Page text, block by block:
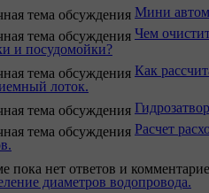
Мини
Чем
и посудомойки?
Как
лоток.
Расчет
диаметров водопровода.